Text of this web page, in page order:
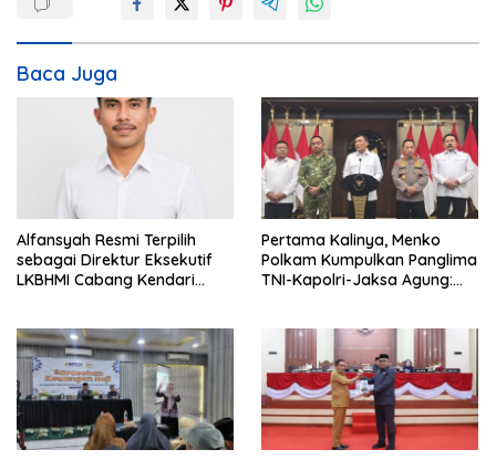
s
i
p
Baca Juga
Alfansyah Resmi Terpilih
sebagai Direktur Eksekutif
LKBHMI Cabang Kendari
Pertama Kalinya, Menko
Polkam Kumpulkan Panglima
TNI-Kapolri-Jaksa Agung: